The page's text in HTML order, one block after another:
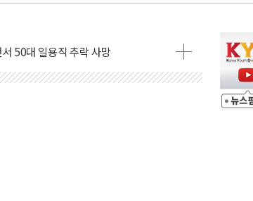
도 개선 수혜 기대"
건축 촉진하는 것이 부동산 정상화"
무마' 유병호 감사위원 구속 기소
말 '56조원' 사상 최대
원 프로그램 성료